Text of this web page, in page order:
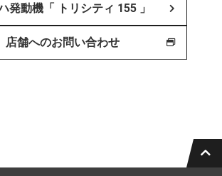
発動機「 トリシティ 155 」
店舗へのお問い合わせ